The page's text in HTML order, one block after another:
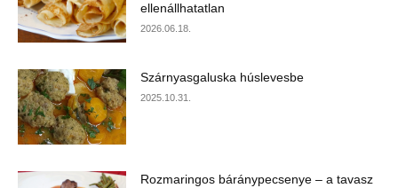
ellenállhatatlan
2026.06.18.
Szárnyasgaluska húslevesbe
2025.10.31.
Rozmaringos báránypecsenye – a tavasz